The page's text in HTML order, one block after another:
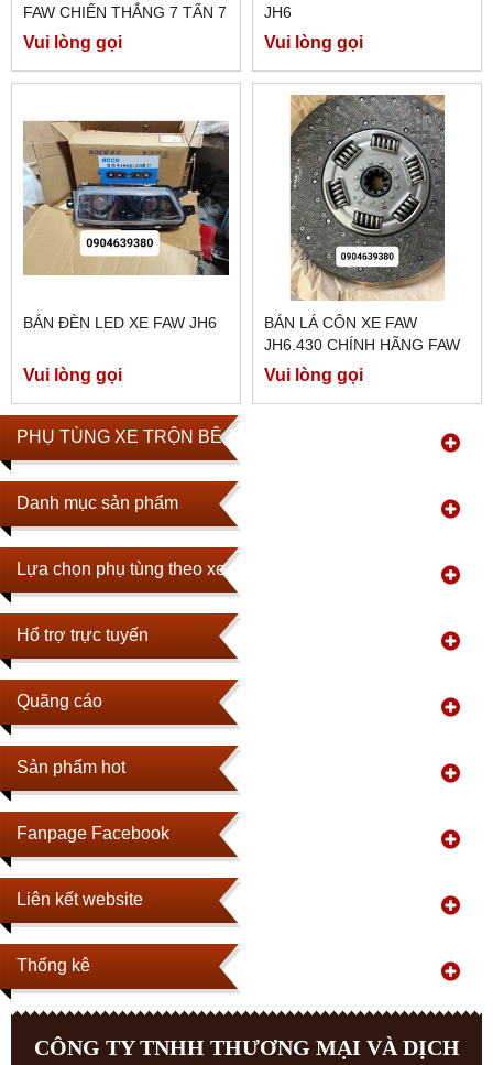
PHỤ TÙNG XE TRỘN BÊ TÔNG
Danh mục sản phẩm
Lựa chọn phụ tùng theo xe
Hổ trợ trực tuyến
Quãng cáo
Sản phẩm hot
Fanpage Facebook
Liên kết website
Thống kê
FAW CHIẾN THẮNG 7 TẤN 7
Vui lòng gọi
JH6
Vui lòng gọi
BÁN ĐÈN LED XE FAW JH6
Vui lòng gọi
BÁN LÁ CÔN XE FAW
JH6.430 CHÍNH HÃNG FAW
Vui lòng gọi
CÔNG TY TNHH THƯƠNG MẠI VÀ DỊCH